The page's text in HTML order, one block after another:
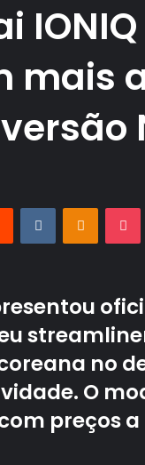
mais
Reddit VKontakte
no
O
preços a